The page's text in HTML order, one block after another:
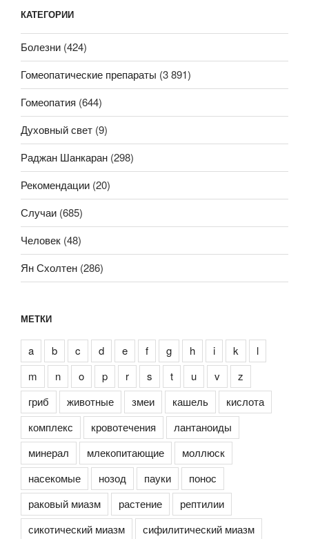
КАТЕГОРИИ
Болезни (424)
Гомеопатические препараты (3 891)
Гомеопатия (644)
Духовный свет (9)
Раджан Шанкаран (298)
Рекомендации (20)
Случаи (685)
Человек (48)
Ян Схолтен (286)
МЕТКИ
a b c d e f g h i k
l
m
n o p r s t u v
z
гриб
животные змеи кашель
кислота
комплекс
кровотечения
лантаноиды
минерал
млекопитающие
моллюск
насекомые
нозод пауки
понос
раковый миазм
растение
рептилии
сикотический миазм
сифилитический миазм